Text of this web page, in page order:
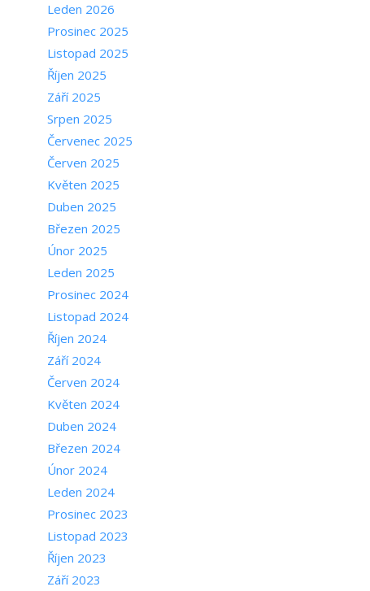
Leden 2026
Prosinec 2025
Listopad 2025
Říjen 2025
Září 2025
Srpen 2025
Červenec 2025
Červen 2025
Květen 2025
Duben 2025
Březen 2025
Únor 2025
Leden 2025
Prosinec 2024
Listopad 2024
Říjen 2024
Září 2024
Červen 2024
Květen 2024
Duben 2024
Březen 2024
Únor 2024
Leden 2024
Prosinec 2023
Listopad 2023
Říjen 2023
Září 2023